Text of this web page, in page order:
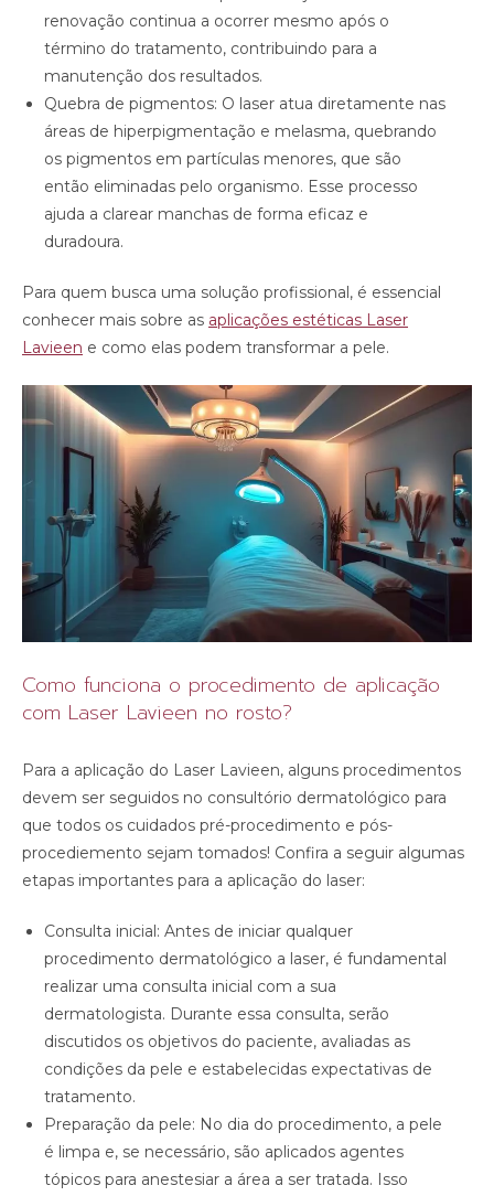
renovação continua a ocorrer mesmo após o
término do tratamento, contribuindo para a
manutenção dos resultados.
Quebra de pigmentos: O laser atua diretamente nas
áreas de hiperpigmentação e melasma, quebrando
os pigmentos em partículas menores, que são
então eliminadas pelo organismo. Esse processo
ajuda a clarear manchas de forma eficaz e
duradoura.
Para quem busca uma solução profissional, é essencial
conhecer mais sobre as aplicações estéticas Laser
Lavieen e como elas podem transformar a pele.
Como funciona o procedimento de aplicação
com Laser Lavieen no rosto?
Para a aplicação do Laser Lavieen, alguns procedimentos
devem ser seguidos no consultório dermatológico para
que todos os cuidados pré-procedimento e pós-
procediemento sejam tomados! Confira a seguir algumas
etapas importantes para a aplicação do laser:
Consulta inicial: Antes de iniciar qualquer
procedimento dermatológico a laser, é fundamental
realizar uma consulta inicial com a sua
dermatologista. Durante essa consulta, serão
discutidos os objetivos do paciente, avaliadas as
condições da pele e estabelecidas expectativas de
tratamento.
Preparação da pele: No dia do procedimento, a pele
é limpa e, se necessário, são aplicados agentes
tópicos para anestesiar a área a ser tratada. Isso